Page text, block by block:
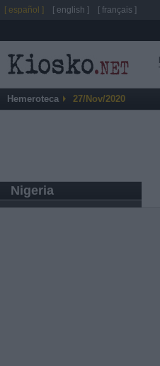
Hemeroteca 27/Nov/2020
Nigeria
[ español ] [ english ] [ français ]